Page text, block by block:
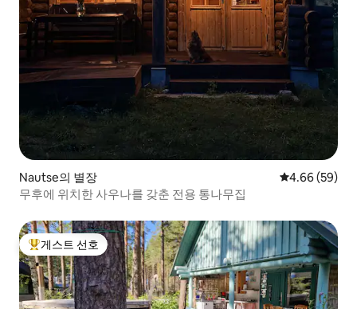
Nautse의 별장 평점 4.66점(5
4.66 (59)
무후에 위치한 사우나를 갖춘 전용 통나무집
상위 게스트 선호
게스트 선호